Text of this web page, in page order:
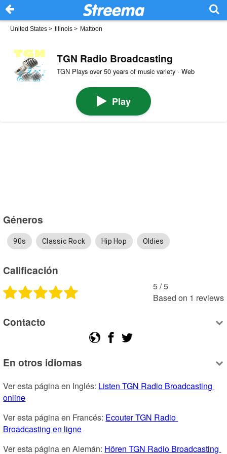
United States > Illinois > Mattoon
TGN Radio Broadcasting
TGN Plays over 50 years of music variety · Web
Play
Géneros
90s Classic Rock Hip Hop Oldies
Calificación
5 /5
Based on 1 reviews
Contacto
En otros idiomas
Ver esta página en Inglés: Listen TGN Radio Broadcasting
online
Ver esta página en Francés: Ecouter TGN Radio
Broadcasting en ligne
Ver esta página en Alemán: Hören TGN Radio Broadcasting